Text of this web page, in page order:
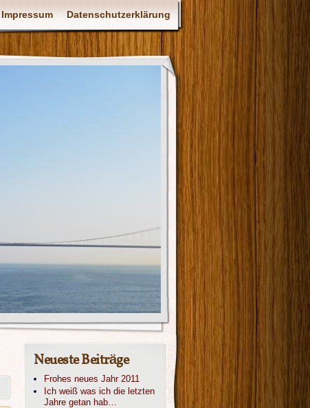
Impressum Datenschutzerklärung
Neueste Beiträge
Frohes neues Jahr 2011
Ich weiß was ich die letzten
Jahre getan hab…